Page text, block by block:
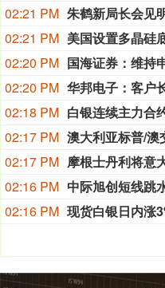
02:21 PM
02:21 PM
02:20 PM
02:20 PM
02:18 PM 白银连续主力合
02:17 PM
02:17 PM
02:16 PM 中际旭创短线跳
02:16 PM 现货白银日内涨